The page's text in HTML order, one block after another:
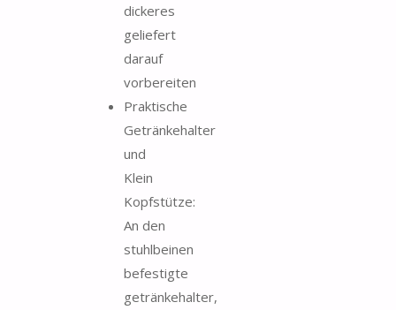
dickeres
geliefert
darauf
vorbereiten
Praktische
Getränkehalter
und
Klein
Kopfstütze:
An den
stuhlbeinen
befestigte
getränkehalter,